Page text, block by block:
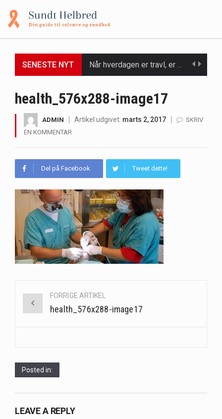
SENESTE NYT
Massagestole er ikke længere forbeholdt luksuriøse spaer og wellnesscentre - de er nu tilgængelige til…
health_576x288-image17
ADMIN Artikel udgivet: marts 2, 2017
SKRIV
EN KOMMENTAR
Del på Facebook Tweet dette!
navigationFORRIGE ARTIKEL
health_576x288-image17
Posted in:
LEAVE A REPLY